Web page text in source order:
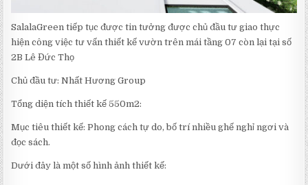
SalalaGreen tiếp tục được tin tưởng được chủ đầu tư giao thực
hiện công việc tư vấn thiết kế vườn trên mái tầng 07 còn lại tại số
2B Lê Đức Thọ
Chủ đầu tư: Nhất Hương Group
Tổng diện tích thiết kế 550m2:
Mục tiêu thiết kế: Phong cách tự do, bố trí nhiều ghế nghỉ ngơi và
đọc sách.
Dưới đây là một số hình ảnh thiết kế: